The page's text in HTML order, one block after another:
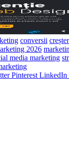
conversii
2026
media marketing
Pinterest LinkedIn